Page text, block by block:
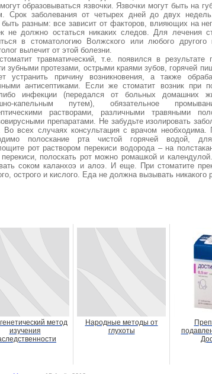
образовываться язвочки. Язвочки могут быть на
Срок заболевания от четырех дней до двух
разным: все зависит от факторов, влияющих на
не должно остаться никаких следов. Для лечения
в стоматологию Волжского или любого другого
вылечит от этой болезни.
травматический, т.е. появился в результате
зубными протезами, острыми краями зубов, горячей
устранить причину возникновения, а также
антисептиками. Если же стоматит возник при
либо инфекции (передался от больных домашних
капельным путем), обязательное
растворами, различными травяными
препаратами. Не забудьте изолировать
Во всех случаях консультация с врачом необходима.
полоскание рта чистой горячей водой,
рот раствором перекиси водорода – на
полоскать рот можно ромашкой и
соком каланхоэ и алоэ. И еще. При стоматите
острого и кислого. Еда не должна вызывать никакого
метод
изучения
Народные методы от
глухоты